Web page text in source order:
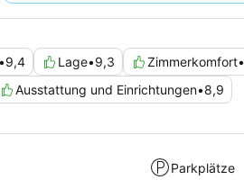
•9,4 Lage•9,3 Zimmerkomfort•
Ausstattung und Einrichtungen•8,9
Parkplätze